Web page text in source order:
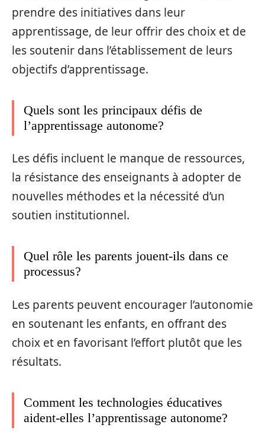
prendre des initiatives dans leur
apprentissage, de leur offrir des choix et de
les soutenir dans l’établissement de leurs
objectifs d’apprentissage.
Quels sont les principaux défis de
l’apprentissage autonome?
Les défis incluent le manque de ressources,
la résistance des enseignants à adopter de
nouvelles méthodes et la nécessité d’un
soutien institutionnel.
Quel rôle les parents jouent-ils dans ce
processus?
Les parents peuvent encourager l’autonomie
en soutenant les enfants, en offrant des
choix et en favorisant l’effort plutôt que les
résultats.
Comment les technologies éducatives
aident-elles l’apprentissage autonome?